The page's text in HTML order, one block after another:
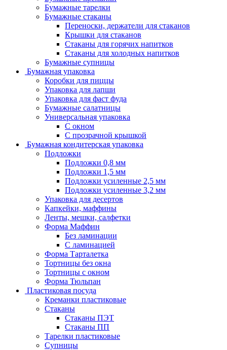
Бумажные тарелки
Бумажные стаканы
Переноски, держатели для стаканов
Крышки для стаканов
Стаканы для горячих напитков
Стаканы для холодных напитков
Бумажные супницы
Бумажная упаковка
Коробки для пиццы
Упаковка для лапши
Упаковка для фаст фуда
Бумажные салатницы
Универсальная упаковка
С окном
С прозрачной крышкой
Бумажная кондитерская упаковка
Подложки
Подложки 0,8 мм
Подложки 1,5 мм
Подложки усиленные 2,5 мм
Подложки усиленные 3,2 мм
Упаковка для десертов
Капкейки, маффины
Ленты, мешки, салфетки
Форма Маффин
Без ламинации
С ламинацией
Форма Тарталетка
Тортницы без окна
Тортницы с окном
Форма Тюльпан
Пластиковая посуда
Креманки пластиковые
Стаканы
Стаканы ПЭТ
Стаканы ПП
Тарелки пластиковые
Супницы